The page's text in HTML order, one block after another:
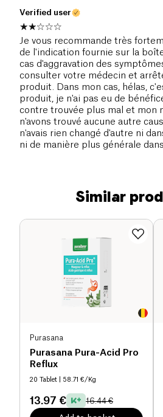
Verified user
Je vous recommande très
de l'indication fournie sur la
cas d'aggravation des
consulter votre médecin et
produit. Dans mon cas, hélas,
produit, je n'ai pas eu de
contre trouvée plus mal et mon
n'avons trouvé aucune autre
n'avais rien changé d'autre ni
ni de manière plus générale
Similar
Purasana
Purasana Pura-Acid Pro
Reflux
20 Tablet | 58.71 €/Kg
13.97 € 16.44 €